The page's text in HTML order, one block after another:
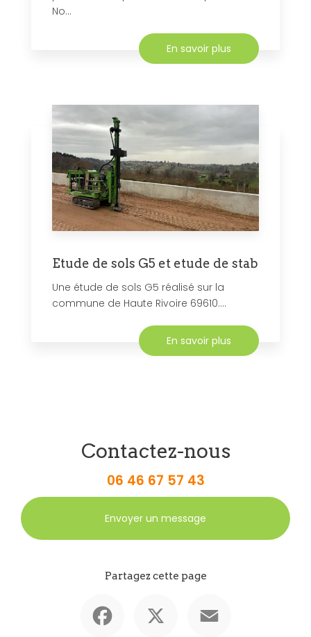
No...
En savoir plus
Etude de sols G5 et etude de stab
Une étude de sols G5 réalisé sur la
commune de Haute Rivoire 69610....
En savoir plus
Contactez-nous
06 46 67 57 43
Envoyer un message
Partagez cette page